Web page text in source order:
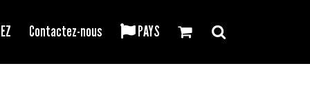
Contactez-nous PAYS